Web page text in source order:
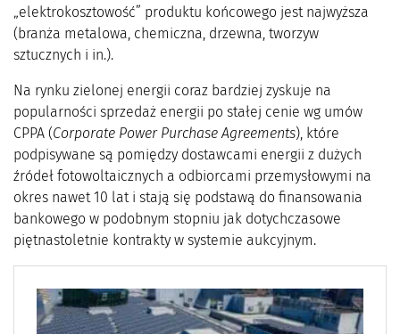
„elektrokosztowość” produktu końcowego jest najwyższa
(branża metalowa, chemiczna, drzewna, tworzyw
sztucznych i in.).
Na rynku zielonej energii coraz bardziej zyskuje na
popularności sprzedaż energii po stałej cenie wg umów
CPPA (Corporate Power Purchase Agreements), które
podpisywane są pomiędzy dostawcami energii z dużych
źródeł fotowoltaicznych a odbiorcami przemysłowymi na
okres nawet 10 lat i stają się podstawą do finansowania
bankowego w podobnym stopniu jak dotychczasowe
piętnastoletnie kontrakty w systemie aukcyjnym.